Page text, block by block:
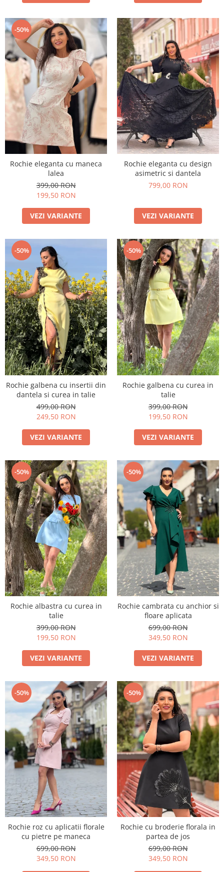
-50%
Rochie eleganta cu maneca
lalea
399,00 RON
199,50 RON
VEZI VARIANTE
Rochie eleganta cu design
asimetric si dantela
799,00 RON
VEZI VARIANTE
-50%
Rochie galbena cu insertii din
dantela si curea in talie
499,00 RON
249,50 RON
VEZI VARIANTE
-50%
Rochie galbena cu curea in
talie
399,00 RON
199,50 RON
VEZI VARIANTE
-50%
Rochie albastra cu curea in
talie
399,00 RON
199,50 RON
VEZI VARIANTE
-50%
Rochie cambrata cu anchior si
floare aplicata
699,00 RON
349,50 RON
VEZI VARIANTE
-50%
Rochie roz cu aplicatii florale
cu pietre pe maneca
699,00 RON
349,50 RON
-50%
Rochie cu broderie florala in
partea de jos
699,00 RON
349,50 RON